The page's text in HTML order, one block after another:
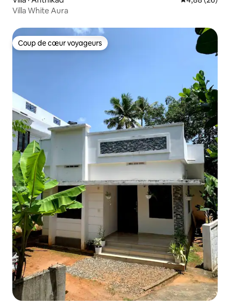
Villa White Aura
Coup de cœur voyageurs
Coup de cœur voyageurs